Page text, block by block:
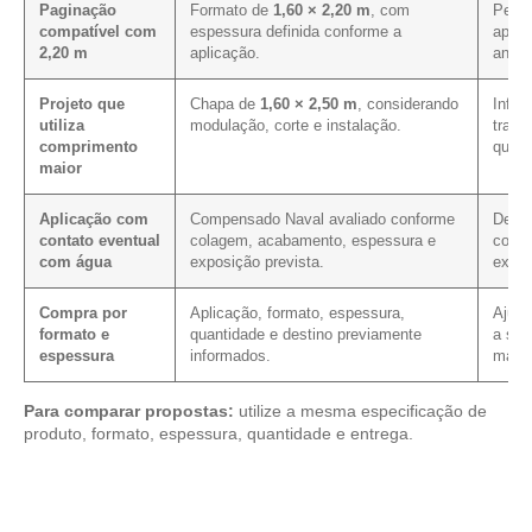
Paginação
compatível com
2,20 m
Formato de 1,60 × 2,20 m , com
espessura definida conforme a
aplicação.
Projeto que
utiliza
comprimento
maior
Chapa de 1,60 × 2,50 m , considerando
modulação, corte e instalação.
Aplicação com
contato eventual
com água
Compensado Naval avaliado conforme
colagem, acabamento, espessura e
exposição prevista.
com
Compra por
formato e
espessura
Aplicação, formato, espessura,
quantidade e destino previamente
informados.
a
Para comparar propostas: utilize a mesma especificação de
produto, formato, espessura, quantidade e entrega.